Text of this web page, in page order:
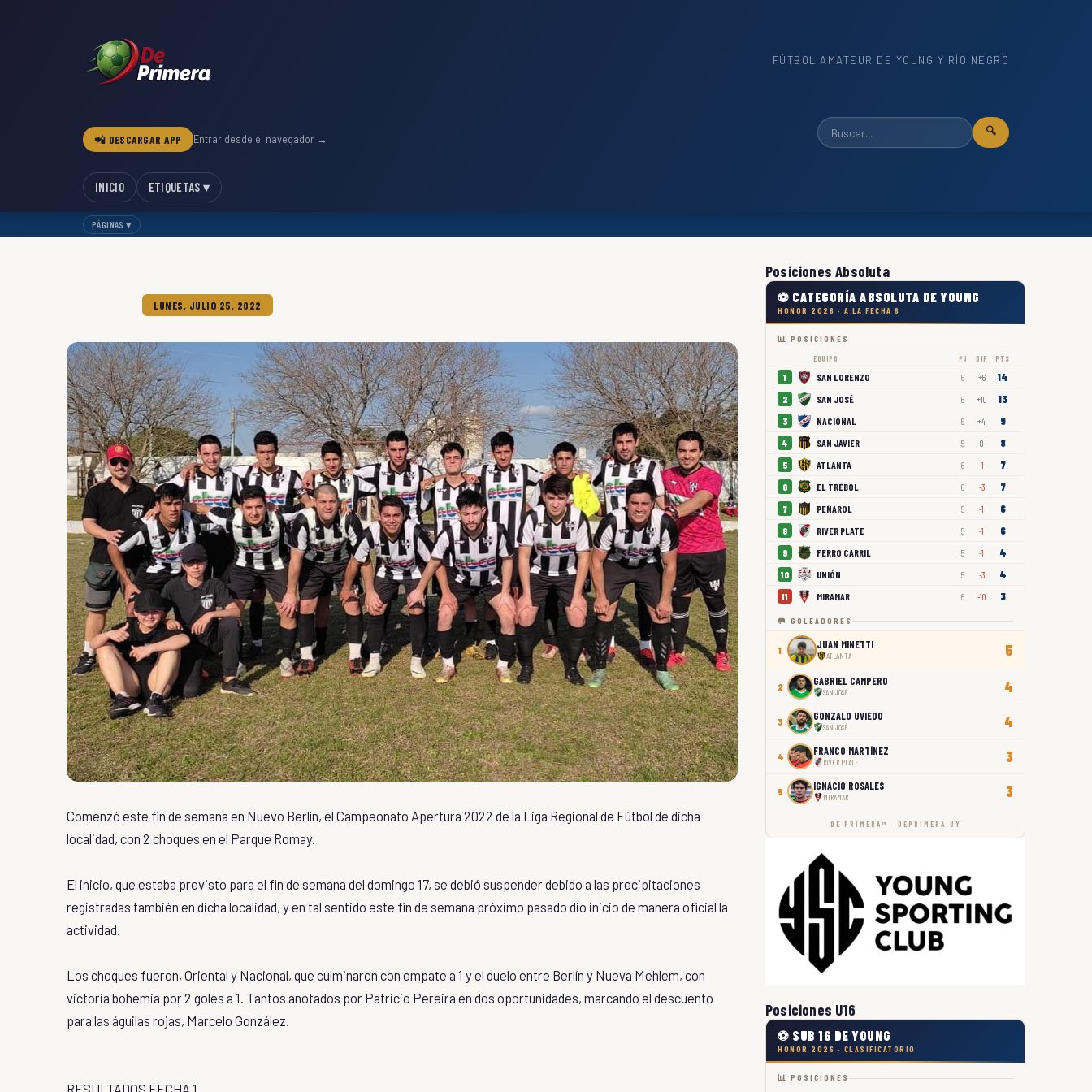
FÚTBOL AMATEUR DE YOUNG Y RÍO NEGRO
📲 DESCARGAR APP Entrar desde el navegador →
🔍
INICIO ETIQUETAS ▾
PÁGINAS ▾
LUNES, JULIO 25, 2022
Comenzó este fin de semana en Nuevo Berlín, el Campeonato Apertura 2022 de la Liga Regional de Fútbol de dicha
localidad, con 2 choques en el Parque Romay.
El inicio, que estaba previsto para el fin de semana del domingo 17, se debió suspender debido a las precipitaciones
registradas también en dicha localidad, y en tal sentido este fin de semana próximo pasado dio inicio de manera oficial la
actividad.
Los choques fueron, Oriental y Nacional, que culminaron con empate a 1 y el duelo entre Berlín y Nueva Mehlem, con
victoria bohemia por 2 goles a 1. Tantos anotados por Patricio Pereira en dos oportunidades, marcando el descuento
para las águilas rojas, Marcelo González.
Posiciones Absoluta
⚽ CATEGORÍA ABSOLUTA DE YOUNG
HONOR 2026 · A LA FECHA 6
📊 POSICIONES
EQUIPO PJ DIF PTS
1 SAN LORENZO 6 +6 14
2 SAN JOSÉ 6 +10 13
3 NACIONAL 5 +4 9
4 SAN JAVIER 5 0 8
5 ATLANTA 6 -1 7
6 EL TRÉBOL 6 -3 7
7 PEÑAROL 5 -1 6
8 RIVER PLATE 5 -1 6
9 FERRO CARRIL 5 -1 4
10 UNIÓN 5 -3 4
11 MIRAMAR 6 -10 3
🥅 GOLEADORES
1 JUAN MINETTI
ATLANTA 5
2 GABRIEL CAMPERO
SAN JOSÉ 4
3 GONZALO UVIEDO
SAN JOSÉ 4
4 FRANCO MARTÍNEZ
RIVER PLATE 3
5 IGNACIO ROSALES
MIRAMAR 3
DE PRIMERA™ · DEPRIMERA.UY
Posiciones U16
⚽ SUB 16 DE YOUNG
HONOR 2026 · CLASIFICATORIO
📊 POSICIONES